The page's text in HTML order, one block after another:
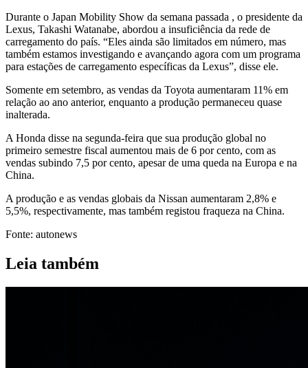
Durante o Japan Mobility Show da semana passada , o presidente da
Lexus, Takashi Watanabe, abordou a insuficiência da rede de
carregamento do país. “Eles ainda são limitados em número, mas
também estamos investigando e avançando agora com um programa
para estações de carregamento específicas da Lexus”, disse ele.
Somente em setembro, as vendas da Toyota aumentaram 11% em
relação ao ano anterior, enquanto a produção permaneceu quase
inalterada.
A Honda disse na segunda-feira que sua produção global no
primeiro semestre fiscal aumentou mais de 6 por cento, com as
vendas subindo 7,5 por cento, apesar de uma queda na Europa e na
China.
A produção e as vendas globais da Nissan aumentaram 2,8% e
5,5%, respectivamente, mas também registou fraqueza na China.
Fonte: autonews
Leia também